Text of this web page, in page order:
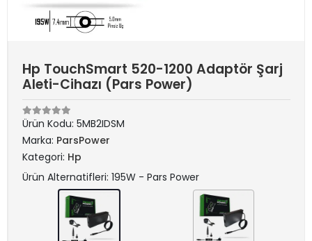
Hp TouchSmart 520-1200 Adaptör Şarj
Aleti-Cihazı (Pars Power)
Ürün Kodu: 5MB2IDSM
Marka: ParsPower
Kategori: Hp
Ürün Alternatifleri: 195W - Pars Power